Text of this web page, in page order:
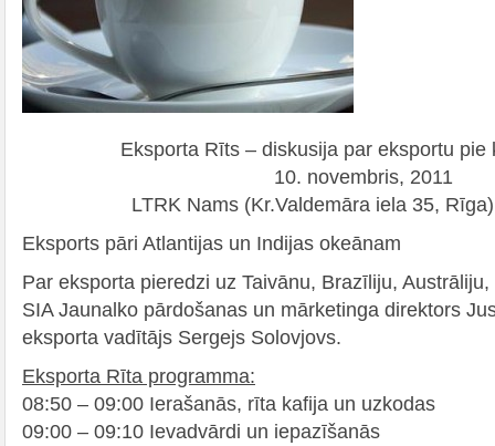
Eksporta Rīts – diskusija par eksportu pie
10. novembris, 2011
LTRK Nams (Kr.Valdemāra iela 35,
Eksports pāri Atlantijas un Indijas okeānam
Par eksporta pieredzi uz Taivānu, Brazīliju,
SIA Jaunalko pārdošanas un mārketinga direktors
eksporta vadītājs Sergejs Solovjovs.
Eksporta Rīta programma:
08:50 – 09:00 Ierašanās, rīta kafija un uzkodas
09:00 – 09:10 Ievadvārdi un iepazīšanās